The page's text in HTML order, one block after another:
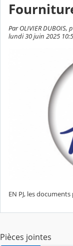
Par OLIVIER
lundi 30 juin 2025
EN PJ, les
Pièces jointes